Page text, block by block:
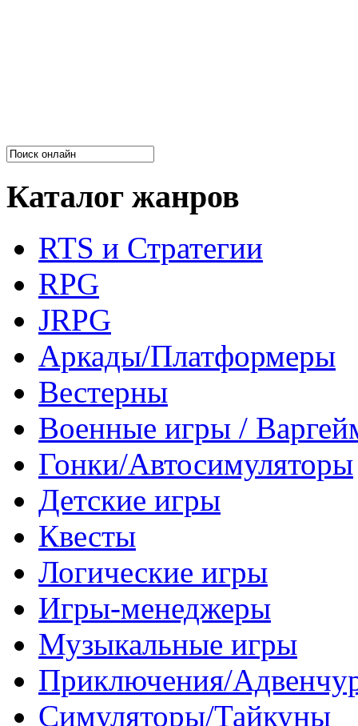
Каталог жанров
RTS и Стратегии
RPG
JRPG
Аркады/Платформеры
Вестерны
Военные игры /
Гонки/Автосимуляторы
Детские игры
Квесты
Логические игры
Игры-менеджеры
Музыкальные игры
Приключения/
Симуляторы/Тайкуны